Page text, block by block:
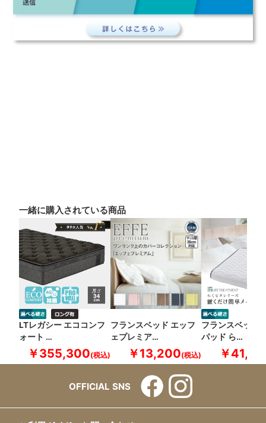
一緒に購入されている商品
LTレガシー エココンフ
ォート …
￥355,300
フランスベッド エッフ
ェプレミア…
￥13,200
フランスベッド
パッド ら…
￥
OFFICIAL SNS